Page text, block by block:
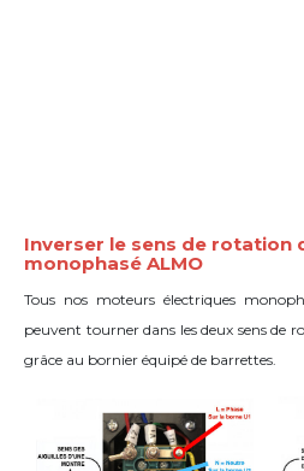
Inverser le sens de rotation
monophasé ALMO
Tous nos moteurs électriques
peuvent tourner dans les deux sens de
grâce au bornier équipé de barrettes.